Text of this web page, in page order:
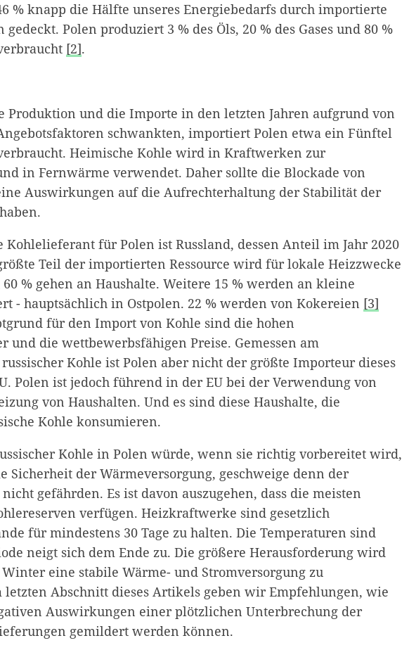
% knapp die Hälfte unseres Energiebedarfs durch importierte
gedeckt. Polen produziert 3 % des Öls, 20 % des Gases und 80 %
[2].
Produktion und die Importe in den letzten Jahren aufgrund von
schwankten, importiert Polen etwa ein Fünftel
Heimische Kohle wird in Kraftwerken zur
in Fernwärme verwendet. Daher sollte die Blockade von
Auswirkungen auf die Aufrechterhaltung der Stabilität der
für Polen ist Russland, dessen Anteil im Jahr 2020
Teil der importierten Ressource wird für lokale Heizzwecke
% gehen an Haushalte. Weitere 15 % werden an kleine
- hauptsächlich in Ostpolen. 22 % werden von Kokereien [3]
für den Import von Kohle sind die hohen
und die wettbewerbsfähigen Preise. Gemessen am
Kohle ist Polen aber nicht der größte Importeur dieses
Polen ist jedoch führend in der EU bei der Verwendung von
von Haushalten. Und es sind diese Haushalte, die
Kohle konsumieren.
Kohle in Polen würde, wenn sie richtig vorbereitet wird,
Sicherheit der Wärmeversorgung, geschweige denn der
gefährden. Es ist davon auszugehen, dass die meisten
verfügen. Heizkraftwerke sind gesetzlich
für mindestens 30 Tage zu halten. Die Temperaturen sind
neigt sich dem Ende zu. Die größere Herausforderung wird
eine stabile Wärme- und Stromversorgung zu
Abschnitt dieses Artikels geben wir Empfehlungen, wie
Auswirkungen einer plötzlichen Unterbrechung der
gemildert werden können.